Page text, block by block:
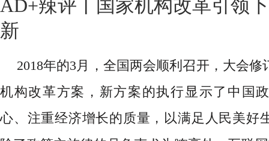
AD+辣评丨国家机构改革引领
新
2018年的3月，全国两会顺利召开，大会修
机构改革方案，新方案的执行显示了中国
心、注重经济增长的质量，以满足人民美好